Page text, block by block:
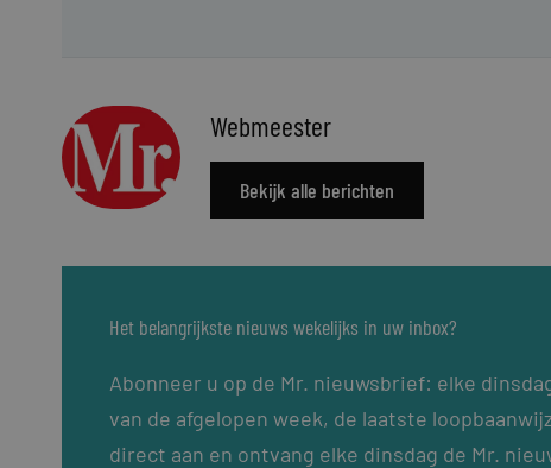
Webmeester
Bekijk alle berichten
Het belangrijkste nieuws wekelijks in uw inbox?
Abonneer u op de Mr. nieuwsbrief: elke
van de afgelopen week, de laatste
direct aan en ontvang elke dinsdag de Mr.